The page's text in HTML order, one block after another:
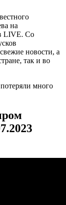
на
LIVE. Со
новости, а
так и во
много